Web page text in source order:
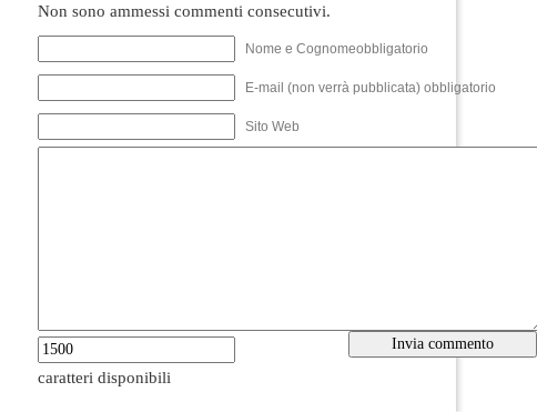
Non sono ammessi commenti consecutivi.
Nome e Cognomeobbligatorio
E-mail (non verrà pubblicata) obbligatorio
Sito Web
caratteri disponibili